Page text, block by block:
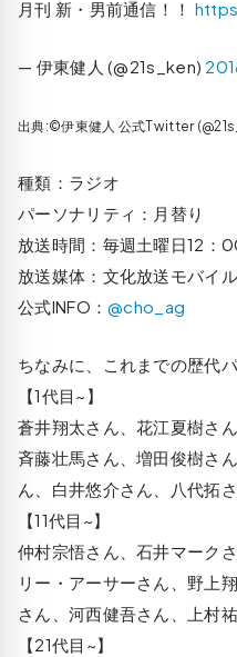
月刊 新・男前通信！！
— 伊東健人 (@21s_ken)
出典:©伊東健人 公式Twitter
種類：ラジオ
パーソナリティ：月替り
放送時間：毎週土曜日12：
放送媒体：文化放送モバイ
公式INFO：@cho_ag
ちなみに、これまでの歴代
【1代目~】
蒼井翔太さん、花江夏樹さ
斉藤壮馬さん、増田俊樹さ
ん、白井悠介さん、八代拓
【11代目~】
仲村宗悟さん、石井マーク
リー・アーサーさん、野上
さん、河西健吾さん、上村
【21代目~】